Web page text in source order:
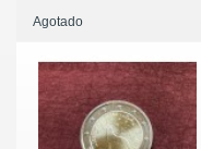
Agotado